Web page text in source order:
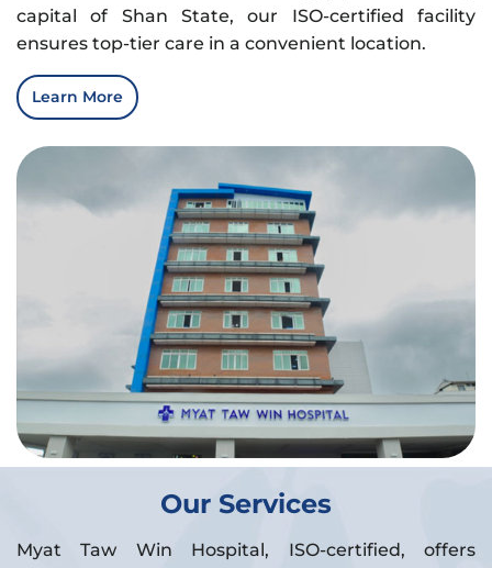
capital of Shan State, our ISO-certified facility
ensures top-tier care in a convenient location.
Learn More
Our Services
Myat Taw Win Hospital, ISO-certified, offers